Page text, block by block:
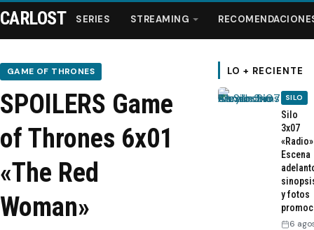
Series
Streaming
Recomendaciones
CARLOST SERIES STREAMING
GAME OF THRONES
SPOILERS Game
of Thrones 6x01
«The Red
Woman»
LO + RECIENTE
SILO
Silo
3x07
Escena
y fotos
6